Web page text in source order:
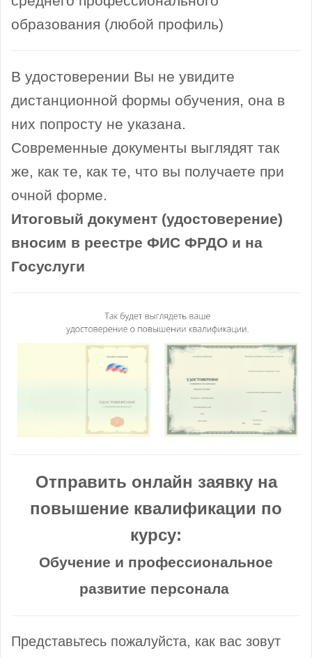
образования (любой профиль)
В удостоверении Вы не увидите
дистанционной формы обучения, она в
них попросту не указана.
Современные документы выглядят так
же, как те, как те, что вы получаете при
очной форме.
Итоговый документ (удостоверение)
вносим в реестре ФИС ФРДО и на
Госуслуги
Отправить онлайн заявку на
повышение квалификации по
курсу:
Обучение и профессиональное
развитие персонала
Представьтесь пожалуйста, как вас зовут